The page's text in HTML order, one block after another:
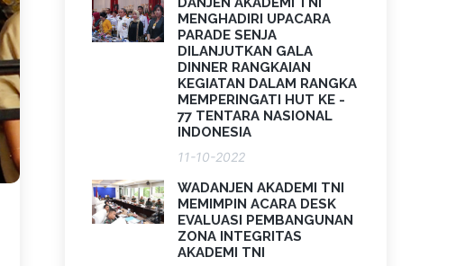
MENGHADIRI UPACARA
PARADE SENJA
DILANJUTKAN GALA
DINNER RANGKAIAN
KEGIATAN DALAM RANGKA
MEMPERINGATI HUT KE -
77 TENTARA NASIONAL
INDONESIA
11-10-2022
WADANJEN AKADEMI TNI
MEMIMPIN ACARA DESK
EVALUASI PEMBANGUNAN
ZONA INTEGRITAS
AKADEMI TNI